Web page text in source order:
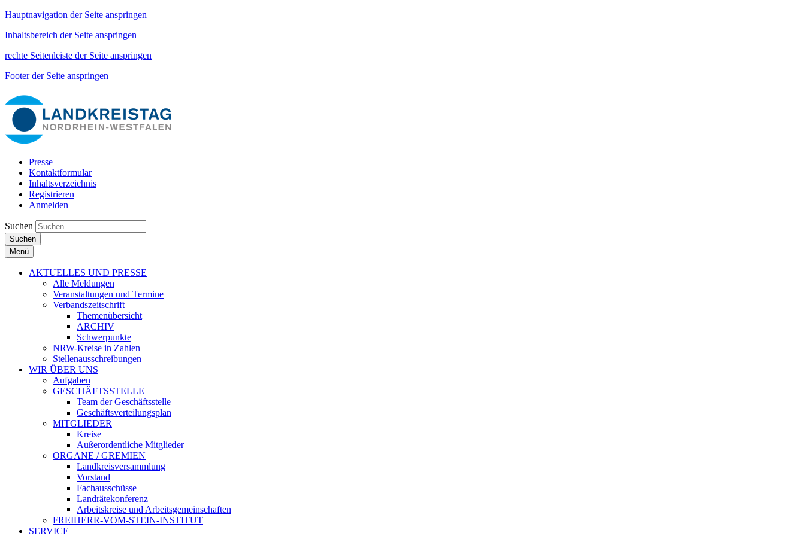
Hauptnavigation der Seite anspringen
Inhaltsbereich der Seite anspringen
rechte Seitenleiste der Seite anspringen
Footer der Seite anspringen
Presse
Kontaktformular
Inhaltsverzeichnis
Registrieren
Anmelden
Suchen
Suchen
Menü
AKTUELLES UND PRESSE
Alle Meldungen
Veranstaltungen und Termine
Verbandszeitschrift
Themenübersicht
ARCHIV
Schwerpunkte
NRW-Kreise in Zahlen
Stellenausschreibungen
WIR ÜBER UNS
Aufgaben
GESCHÄFTSSTELLE
Team der Geschäftsstelle
Geschäftsverteilungsplan
MITGLIEDER
Kreise
Außerordentliche Mitglieder
ORGANE / GREMIEN
Landkreisversammlung
Vorstand
Fachausschüsse
Landrätekonferenz
Arbeitskreise und Arbeitsgemeinschaften
FREIHERR-VOM-STEIN-INSTITUT
SERVICE